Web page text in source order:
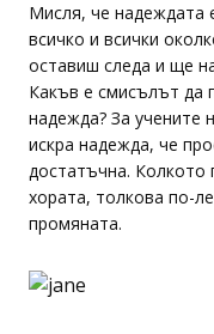
Мисля, че надеждата
всичко и всички
оставиш следа и ще
Какъв е смисълът да
надежда? За учените
искра надежда, че
достатъчна. Колкото
хората, толкова по-
промяната.